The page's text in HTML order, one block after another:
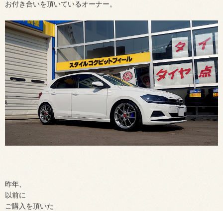
お付き合いを頂いているオーナー。
昨年、
以前に
ご購入を頂いた